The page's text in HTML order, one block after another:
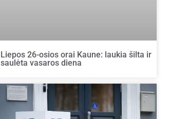
Liepos 26-osios orai Kaune: laukia šilta ir
saulėta vasaros diena